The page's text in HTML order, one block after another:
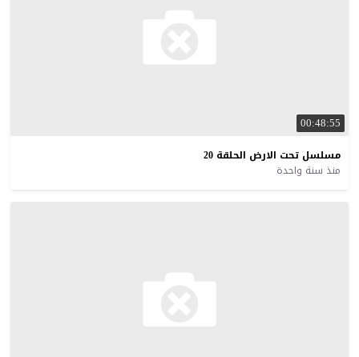
00:48:55
مسلسل تحت الارض الحلقة 20
منذ سنة واحدة